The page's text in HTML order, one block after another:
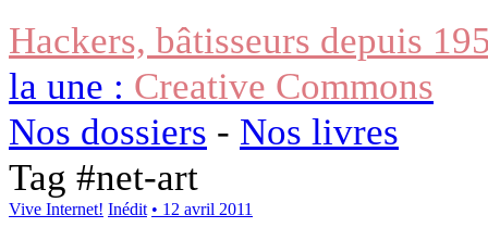
Hackers, bâtisseurs depuis
la une : Creative Commons
Nos dossiers - Nos livres
Tag #net-art
Vive Internet! Inédit • 12 avril 2011